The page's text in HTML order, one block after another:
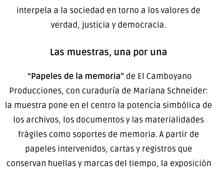
interpela a la sociedad en torno a los valores de
verdad, justicia y democracia.
Las muestras, una por una
“Papeles de la memoria” de El Camboyano
Producciones, con curaduría de Mariana Schneider:
la muestra pone en el centro la potencia simbólica de
los archivos, los documentos y las materialidades
frágiles como soportes de memoria. A partir de
papeles intervenidos, cartas y registros que
conservan huellas y marcas del tiempo, la exposición